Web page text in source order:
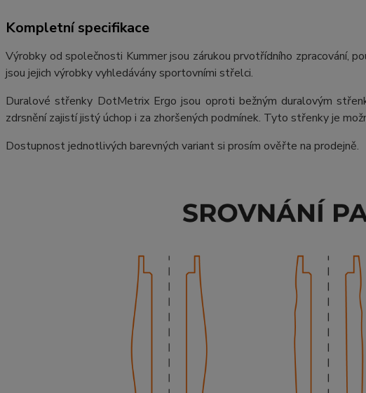
Kompletní specifikace
Výrobky od společnosti Kummer jsou zárukou prvotřídního zpracování,
jsou jejich výrobky vyhledávány sportovními střelci.
Duralové střenky DotMetrix Ergo jsou oproti bežným duralovým
zdrsnění zajistí jistý úchop i za zhoršených podmínek. Tyto střenky je
Dostupnost jednotlivých barevných variant si prosím ověřte na prodejně.